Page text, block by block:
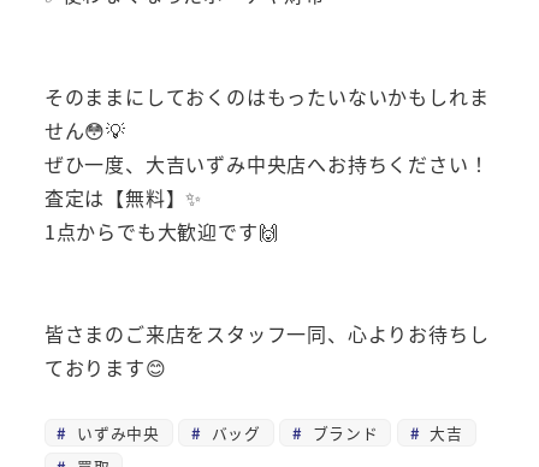
そのままにしておくのはもったいないかもしれま
せん😳💡
ぜひ一度、大吉いずみ中央店へお持ちください！
査定は【無料】✨
1点からでも大歓迎です🙌
皆さまのご来店をスタッフ一同、心よりお待ちし
ております😊
いずみ中央 バッグ ブランド
大吉